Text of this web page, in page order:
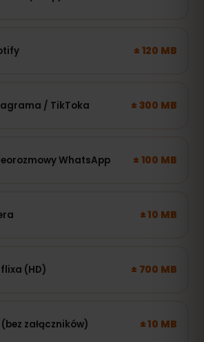
± 120 MB
/ TikToka ± 300 MB
WhatsApp ± 100 MB
± 10 MB
(HD) ± 700 MB
załączników) ± 10 MB